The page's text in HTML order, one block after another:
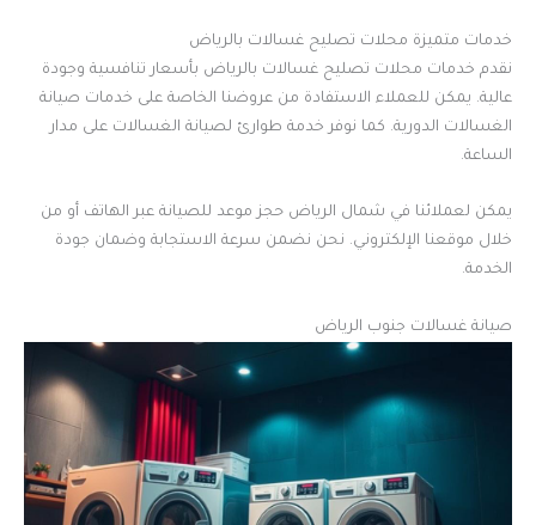
خدمات متميزة محلات تصليح غسالات بالرياض
نقدم خدمات محلات تصليح غسالات بالرياض بأسعار تنافسية وجودة
عالية. يمكن للعملاء الاستفادة من عروضنا الخاصة على خدمات صيانة
الغسالات الدورية. كما نوفر خدمة طوارئ لصيانة الغسالات على مدار
الساعة.
يمكن لعملائنا في شمال الرياض حجز موعد للصيانة عبر الهاتف أو من
خلال موقعنا الإلكتروني. نحن نضمن سرعة الاستجابة وضمان جودة
الخدمة.
صيانة غسالات جنوب الرياض